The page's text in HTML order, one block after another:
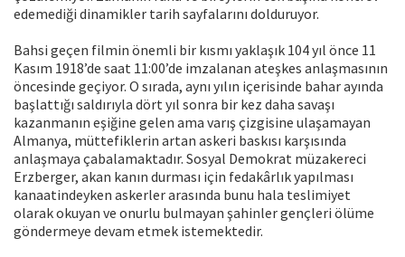
edemediği dinamikler tarih sayfalarını dolduruyor.
Bahsi geçen filmin önemli bir kısmı yaklaşık 104 yıl önce 11
Kasım 1918’de saat 11:00’de imzalanan ateşkes anlaşmasının
öncesinde geçiyor. O sırada, aynı yılın içerisinde bahar ayında
başlattığı saldırıyla dört yıl sonra bir kez daha savaşı
kazanmanın eşiğine gelen ama varış çizgisine ulaşamayan
Almanya, müttefiklerin artan askeri baskısı karşısında
anlaşmaya çabalamaktadır. Sosyal Demokrat müzakereci
Erzberger, akan kanın durması için fedakârlık yapılması
kanaatindeyken askerler arasında bunu hala teslimiyet
olarak okuyan ve onurlu bulmayan şahinler gençleri ölüme
göndermeye devam etmek istemektedir.